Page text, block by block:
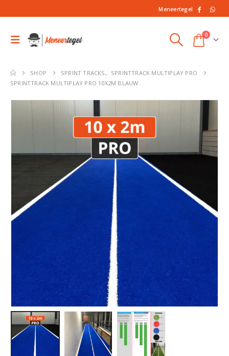
Meneertegel
0
SHOP SPRINT TRACKS,
SPRINTTRACK MULTIPLAY PRO
SPRINTTRACK MULTIPLAY PRO 10X2M BLAUW